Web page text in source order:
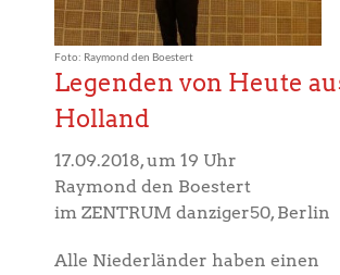
Foto: Raymond den Boestert
Legenden von Heute
Holland
17.09.2018, um 19 Uhr
Raymond den Boestert
im ZENTRUM danziger50, Berlin
Alle Niederländer haben einen